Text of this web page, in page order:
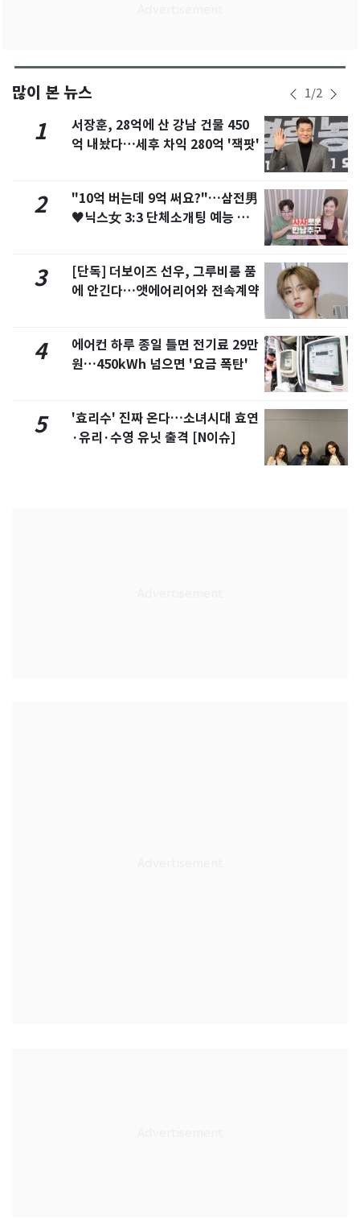
많이 본 뉴스 1/2
1
서장훈, 28억에 산 강남 건물 450
억 내놨다…세후 차익 280억 '잭팟'
2
"10억 버는데 9억 써요?"…삼전男
♥닉스女 3:3 단체소개팅 예능 화
3
[단독] 더보이즈 선우, 그루비룸 품
에 안긴다…앳에어리어와 전속계약
4
에어컨 하루 종일 틀면 전기료 29만
원…450kWh 넘으면 '요금 폭탄'
5
'효리수' 진짜 온다…소녀시대 효연
·유리·수영 유닛 출격 [N이슈]